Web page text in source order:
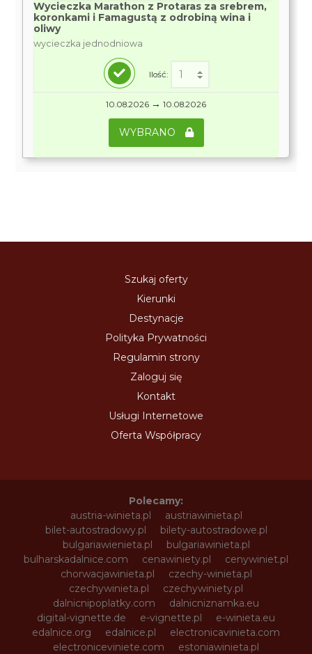
Wycieczka Marathon z Protaras za srebrem,
koronkami i Famagustą z odrobiną wina i
oliwy
wycieczka jednodniowa
Ilość:
10.08.2026 → 10.08.2026
WYBRANO
Szukaj oferty
Kierunki
Destynacje
Polityka Prywatności
Regulamin strony
Zaloguj się
Kontakt
Usługi Internetowe
Oferta Współpracy
Polecamy:
austria-winieta.pl
austriawinieta.pl
bilet-autostradowy.pl
bilety-autostradowe.pl
bulgariawienieta.pl
bulgariawinieta.pl
bulharskadalnice.com
cenawiniety.pl
cenywiniet.pl
chorwacjawinieta.pl
czechy-winieta.pl
czechywinieta.pl
czechywiniety.pl
dalnicnipoplatky.com
dalnicniznamka.eu
digital-vignette.de
e-vignette.pl
e-winieta.eu
edalnice.org
edalnice.pl
electronicavinieta.com
electroniceviniete.com
estoniawinieta.pl